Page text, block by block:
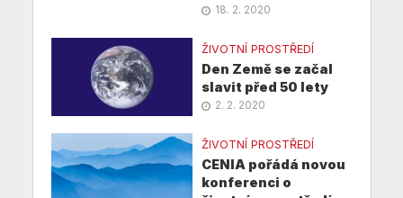
18. 2. 2020
ŽIVOTNÍ PROSTŘEDÍ
Den Země se začal
slavit před 50 lety
2. 2. 2020
ŽIVOTNÍ PROSTŘEDÍ
CENIA pořádá novou
konferenci o